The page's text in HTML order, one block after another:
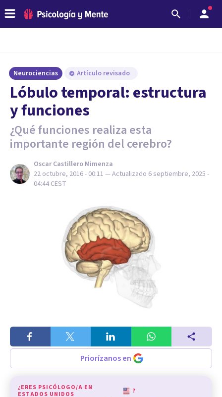
Neurociencias Artículo revisado
​Lóbulo temporal: estructura
y funciones
¿Qué funciones realiza esta
importante región del cerebro?
Oscar Castillero Mimenza
22 octubre, 2016 - 00:11 — Actualizado 6 septiembre, 2025 -
04:44 CEST
Priorízanos en
¿ERES PSICÓLOGO/A EN
ESTADOS UNIDOS
?